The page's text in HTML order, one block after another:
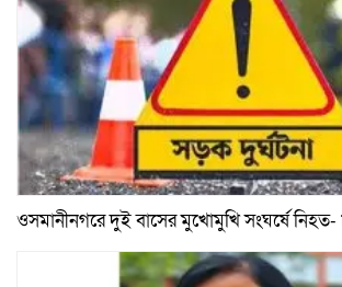
ওসমানীনগরে দুই বাসের মুখোমুখি সংঘর্ষে